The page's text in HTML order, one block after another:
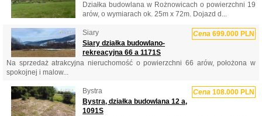
Działka budowlana w Rożnowicach o powierzchni 19
arów, o wymiarach ok. 25m x 72m. Dojazd d...
Siary Cena 699.000 PLN
Siary działka budowlano-
rekreacyjna 66 a 1171S
Na sprzedaż atrakcyjna nieruchomość o powierzchni 66 arów, położona w
spokojnej i malow...
Bystra Cena 108.000 PLN
Bystra, działka budowlana 12 a,
1091S